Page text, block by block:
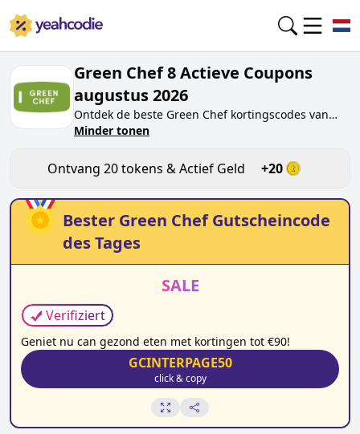
Green Chef 8 Actieve Coupons
augustus 2026
Ontdek de beste Green Chefkortingscodes van
vandaag vooraugustus 2026
greenchef.nldoor de code te testen. Ontvang
beloningen wanneer jeGreen Chef
kortingscodes
indient en andere kopers helpt besparen.
Minder tonen
Ontvang 20 tokens & Actief Geld +20
Bester Green ChefGutscheincode
des Tages
SALE
Verifiziert
Geniet nu can gezond eten met kortingen tot €90!
GCINTERPAGE50
click & copy